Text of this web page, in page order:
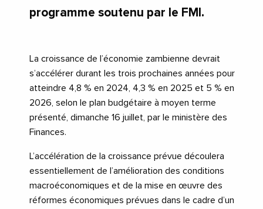
programme soutenu par le FMI.
La croissance de l’économie zambienne devrait
s’accélérer durant les trois prochaines années pour
atteindre 4,8 % en 2024, 4,3 % en 2025 et 5 % en
2026, selon le plan budgétaire à moyen terme
présenté, dimanche 16 juillet, par le ministère des
Finances.
L’accélération de la croissance prévue découlera
essentiellement de l’amélioration des conditions
macroéconomiques et de la mise en œuvre des
réformes économiques prévues dans le cadre d’un